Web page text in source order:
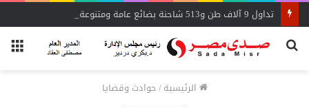
بحث
الرئيسية/حوادث وقضايا